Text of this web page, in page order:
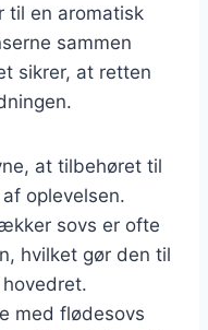
til en aromatisk
sammen
sikrer, at retten
at tilbehøret til
oplevelsen.
sovs er ofte
hvilket gør den til
med flødesovs